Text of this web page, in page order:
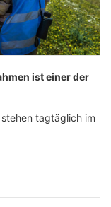
ist einer der
tagtäglich im